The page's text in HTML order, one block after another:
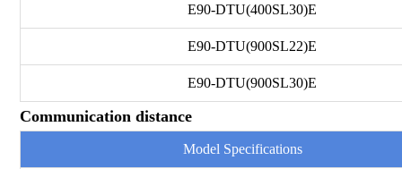
E90-DTU(400SL30)E
E90-DTU(900SL22)E
E90-DTU(900SL30)E
Communication distance
Model Specifications